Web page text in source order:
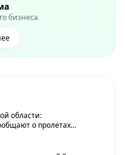
бизнеса
области:
о пролетах